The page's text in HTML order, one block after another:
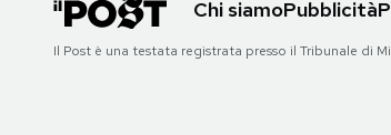
Chi siamoPubblicità
Il Post è una testata registrata presso il Tribunale di